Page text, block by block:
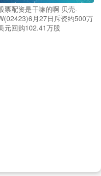
票配资是干嘛的啊 贝壳-
月27日斥资约500万
元回购102.41万股